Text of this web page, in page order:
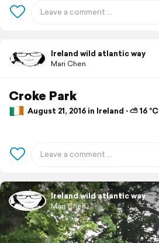
Ireland wild atlantic way
Mari Chen
Croke Park
August 21, 2016 in Ireland ⋅ ⛅ 16 °C
Ireland wild atlantic way
Mari Chen